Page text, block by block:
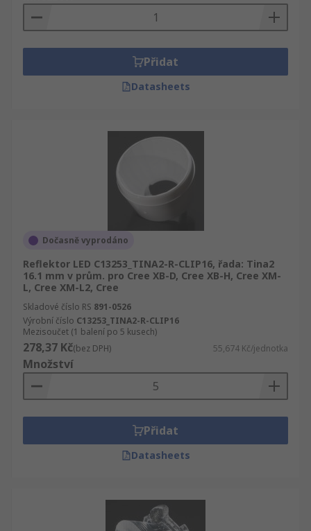
Přidat
Datasheets
Dočasně vyprodáno
Reflektor LED C13253_TINA2-R-CLIP16, řada: Tina2
16.1 mm v prům. pro Cree XB-D, Cree XB-H, Cree XM-
L, Cree XM-L2, Cree
Skladové číslo RS 891-0526
Výrobní číslo C13253_TINA2-R-CLIP16
Mezisoučet (1 balení po 5 kusech)
278,37 Kč(bez DPH) 55,674 Kč/jednotka
Množství
Přidat
Datasheets